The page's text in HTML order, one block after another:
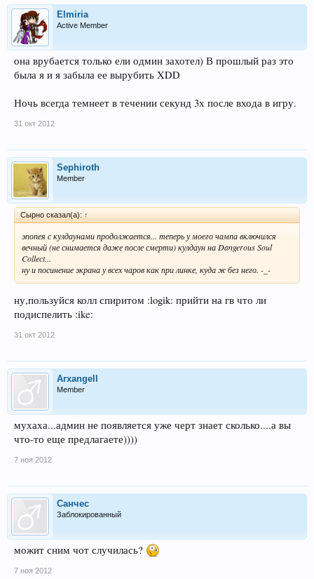
Elmiria
Active Member
она врубается только ели одмин захотел) В прошлый раз это
была я и я забыла ее вырубить XDD
Ночь всегда темнеет в течении секунд 3х после входа в игру.
31 окт 2012
Sephiroth
Member
Сырно сказал(а): ↑
эпопея с кулдаунами продолжается... теперь у моего чампа включился
вечный (не снимается даже после смерти) кулдаун на Dangerous Soul
Collect...
ну и посинение экрана у всех чаров как при линке, куда ж без него. -_-
ну,пользуйся колл спиритом :logik: прийти на гв что ли
подиспелить :ike:
31 окт 2012
Arxangell
Member
мухаха...админ не появляется уже черт знает сколько....а вы
что-то еще предлагаете))))
7 ноя 2012
Санчес
Заблокированный
можит сним чот случилась?
7 ноя 2012